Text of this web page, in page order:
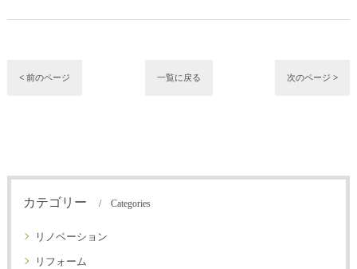
< 前のページ 一覧に戻る 次のページ >
カテゴリー Categories
リノベーション
リフォーム